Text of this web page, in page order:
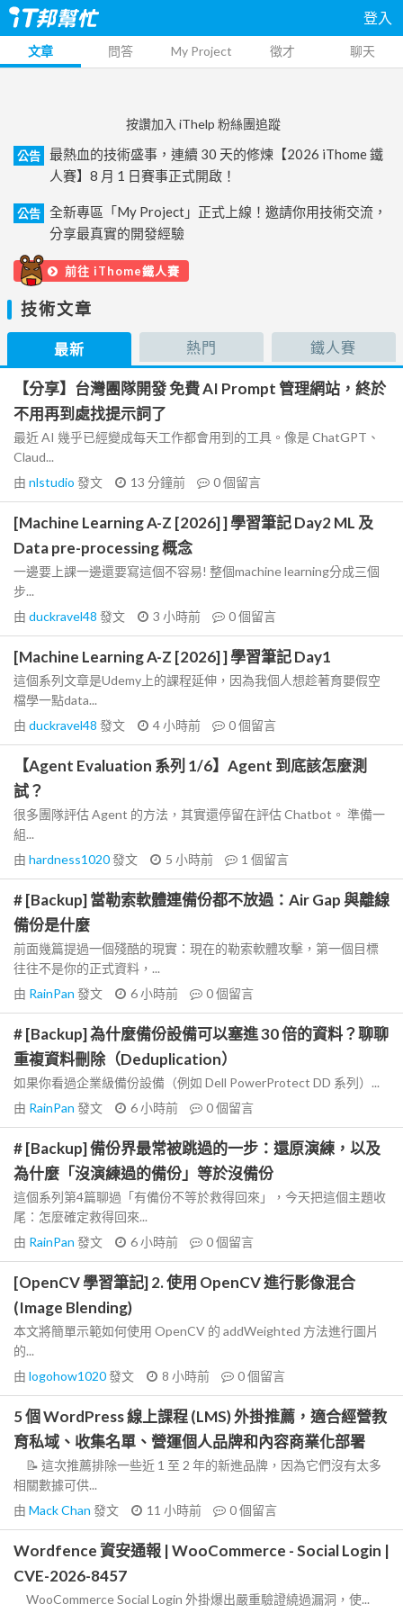
登入
文章 問答 My Project 徵才 聊天
按讚加入 iThelp 粉絲團追蹤
公告
最熱血的技術盛事，連續 30 天的修煉【2026 iThome 鐵
人賽】8 月 1 日賽事正式開啟！
公告
全新專區「My Project」正式上線！邀請你用技術交流，
分享最真實的開發經驗
前往 iThome鐵人賽
技術文章
最新 熱門 鐵人賽
【分享】台灣團隊開發 免費 AI Prompt 管理網站，終於
不用再到處找提示詞了
最近 AI 幾乎已經變成每天工作都會用到的工具。像是 ChatGPT、
Claud...
由 nlstudio 發文 13 分鐘前 0個留言
[Machine Learning A-Z [2026] ] 學習筆記 Day2 ML 及
Data pre-processing 概念
一邊要上課一邊還要寫這個不容易! 整個machine learning分成三個
步...
由 duckravel48 發文 3 小時前 0個留言
[Machine Learning A-Z [2026] ] 學習筆記 Day1
這個系列文章是Udemy上的課程延伸，因為我個人想趁著育嬰假空
檔學一點data...
由 duckravel48 發文 4 小時前 0個留言
【Agent Evaluation 系列 1/6】Agent 到底該怎麼測
試？
很多團隊評估 Agent 的方法，其實還停留在評估 Chatbot。 準備一
組...
由 hardness1020發文 5 小時前 1 個留言
# [Backup] 當勒索軟體連備份都不放過：Air Gap 與離線
備份是什麼
前面幾篇提過一個殘酷的現實：現在的勒索軟體攻擊，第一個目標
往往不是你的正式資料，...
由 RainPan 發文 6 小時前 0個留言
# [Backup] 為什麼備份設備可以塞進 30 倍的資料？聊聊
重複資料刪除（Deduplication）
如果你看過企業級備份設備（例如 Dell PowerProtect DD 系列）...
由 RainPan 發文 6 小時前 0個留言
# [Backup] 備份界最常被跳過的一步：還原演練，以及
為什麼「沒演練過的備份」等於沒備份
這個系列第4篇聊過「有備份不等於救得回來」，今天把這個主題收
尾：怎麼確定救得回來...
由 RainPan 發文 6 小時前 0個留言
[OpenCV 學習筆記] 2. 使用 OpenCV 進行影像混合
(Image Blending)
本文將簡單示範如何使用 OpenCV 的 addWeighted 方法進行圖片
的...
由 logohow1020發文 8 小時前 0個留言
5 個 WordPress 線上課程 (LMS) 外掛推薦，適合經營教
育私域、收集名單、營運個人品牌和內容商業化部署
📝 這次推薦排除一些近 1 至 2 年的新進品牌，因為它們沒有太多
相關數據可供...
由 Mack Chan 發文 11 小時前 0個留言
Wordfence 資安通報 | WooCommerce - Social Login |
CVE-2026-8457
WooCommerce Social Login 外掛爆出嚴重驗證繞過漏洞，使...